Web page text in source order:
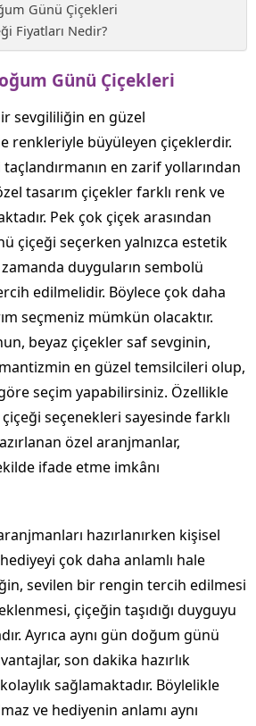
Günü Çiçekleri
Fiyatları Nedir?
Günü Çiçekleri
sevgililiğin en güzel
renkleriyle büyüleyen çiçeklerdir.
en zarif yollarından
tasarım çiçekler farklı renk ve
Pek çok çiçek arasından
çiçeği seçerken yalnızca estetik
duyguların sembolü
edilmelidir. Böylece çok daha
seçmeniz mümkün olacaktır.
beyaz çiçekler saf sevginin,
en güzel temsilcileri olup,
seçim yapabilirsiniz. Özellikle
seçenekleri sayesinde farklı
özel aranjmanlar,
ifade etme imkânı
hazırlanırken kişisel
çok daha anlamlı hale
sevilen bir rengin tercih edilmesi
çiçeğin taşıdığı duyguyu
Ayrıca aynı gün doğum günü
son dakika hazırlık
sağlamaktadır. Böylelikle
ve hediyenin anlamı aynı